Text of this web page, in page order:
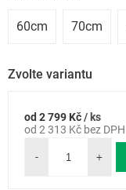
Zvolte variantu
60cm 70cm
od 2 799 Kč/ ks
od 2 313 Kč bez DPH
Měrná